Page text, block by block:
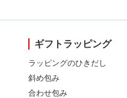
ギフトラッピング
ラッピングのひきだし
斜め包み
合わせ包み